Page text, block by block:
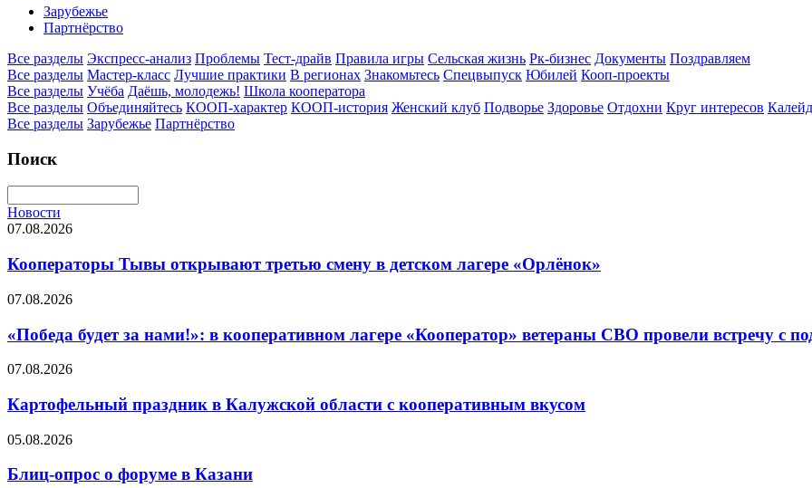
Зарубежье
Партнёрство
Все разделы Экспресс-анализ Проблемы Тест-драйв Правила игры Сельская жизнь Рк-бизнес Документы Поздравляем
Все разделы Мастер-класс Лучшие практики В регионах Знакомьтесь Спецвыпуск Юбилей Кооп-проекты
Все разделы Учёба Даёшь, молодежь! Школа кооператора
Все разделы Объединяйтесь КООП-характер КООП-история Женский клуб Подворье Здоровье Отдохни Круг интересов
Все разделы Зарубежье Партнёрство
Поиск
Новости
07.08.2026
Кооператоры Тывы открывают третью смену в детском лагере «Орлёнок»
07.08.2026
«Победа будет за нами!»: в кооперативном лагере «Кооператор» ветераны СВО провели встречу с
07.08.2026
Картофельный праздник в Калужской области с кооперативным вкусом
05.08.2026
Блиц-опрос о форуме в Казани